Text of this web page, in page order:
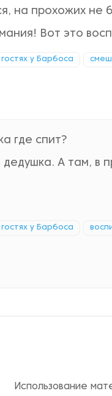
на прохожих не
Вот это
у Барбоса
где спит?
А там, в
у Барбоса
Использование